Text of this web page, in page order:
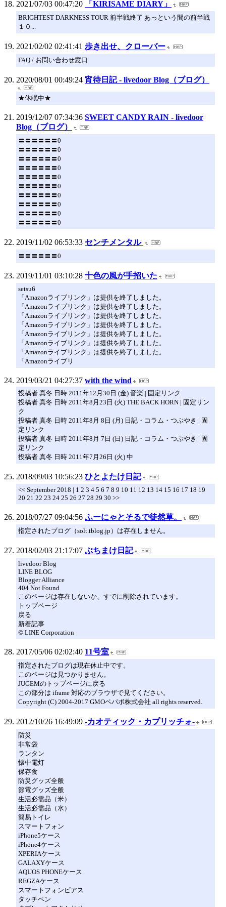
2021/07/03 00:47:20 「KIRISAME DIARY」
BRIGHTEST DARKNESS TOUR 前半戦終了 あっという間の前半戦
１０...
2021/02/02 02:41:41 歩き出せ、クローバー
FAQ / お問い合わせ窓口
2020/08/01 00:49:24 宵待日記 - livedoor Blog（ブログ）
★休眠中★
2019/12/07 07:34:36 SWEET CANDY RAIN - livedoor
Blog（ブログ）
〓〓〓〓〓〓0
〓〓〓〓〓〓0
〓〓〓〓〓〓0
〓〓〓〓〓〓0
〓〓〓〓〓〓0
〓〓〓〓〓〓0
〓〓〓〓〓〓0
〓〓〓〓〓〓0
〓〓〓〓〓〓0
〓〓〓〓〓〓0
2019/11/02 06:53:33 センチメンタル
〓〓〓〓〓〓0
2019/11/01 03:10:28 十色の風が手招いた
setsu6
「Amazonライブリンク」は提供を終了しました。
「Amazonライブリンク」は提供を終了しました。
「Amazonライブリンク」は提供を終了しました。
「Amazonライブリンク」は提供を終了しました。
「Amazonライブリンク」は提供を終了しました。
「Amazonライブリンク」は提供を終了しました。
「Amazonライブリンク」は提供を終了しました。
「Amazonライブリ
2019/03/21 04:27:37 with the wind
投稿者 真冬 日時 2011年12月30日 (金) 音楽 | 固定リンク
投稿者 真冬 日時 2011年8月23日 (火) THE BACK HORN | 固定リン
ク
投稿者 真冬 日時 2011年8月 8日 (月) 日記・コラム・つぶやき | 固
定リンク
投稿者 真冬 日時 2011年8月 7日 (日) 日記・コラム・つぶやき | 固
定リンク
投稿者 真冬 日時 2011年7月26日 (火) 中
2018/09/03 10:56:23 ひとよたけ日記
<< September 2018 | 1 2 3 4 5 6 7 8 9 10 11 12 13 14 15 16 17 18 19
20 21 22 23 24 25 26 27 28 29 30 >>
2018/07/27 09:04:56 ふーにゃとそるで徒然草。
指定されたブログ（solt.tblog.jp）は存在しません。
2018/02/03 21:17:07 ぶちまけ日記
livedoor Blog
LINE BLOG
Blogger Alliance
404 Not Found
このページは存在しないか、すでに削除されています。
トップページ
戻る
新着記事
© LINE Corporation
2017/05/06 02:02:40 11号室
指定されたブログは現在休止中です。
このページは見つかりません。
JUGEMのトップページに戻る
この部分は iframe 対応のブラウザで見てください。
Copyright (C) 2004-2017 GMOペパボ株式会社 all rights reserved.
2012/10/26 16:49:09 -カオティック・カプリッチォ-
防災
非常袋
ランタン
懐中電灯
保存食
防災グッズ全般
節電グッズ全般
生活必需品（米）
生活必需品（水）
簡易トイレ
スマートフォン
iPhone5ケース
iPhone4ケース
XPERIAケース
GALAXYケース
AQUOS PHONEケース
REGZAケース
スマートフォンピアス
タッチペン